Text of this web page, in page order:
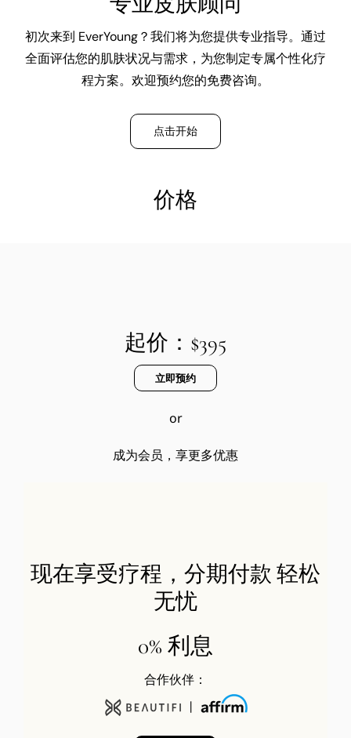
初次来到 EverYoung？我们将为您提供专业指导。通过
全面评估您的肌肤状况与需求，为您制定专属个性化疗
程方案。欢迎预约您的免费咨询。
点击开始
价格
起价：$395
立即预约
or
成为会员，享更多优惠
现在享受疗程，分期付款 轻松
无忧
0% 利息
合作伙伴：